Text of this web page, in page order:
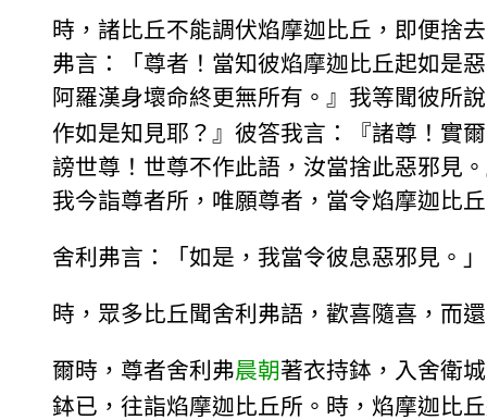
時，諸比丘不能調伏焰摩迦比丘，即便捨
弗言：「尊者！當知彼焰摩迦比丘起如是
阿羅漢身壞命終更無所有。』我等聞彼所
作如是知見耶？』彼答我言：『諸尊！實
謗世尊！世尊不作此語，汝當捨此惡邪見
我今詣尊者所，唯願尊者，當令焰摩迦比
舍利弗言：「如是，我當令彼息惡邪見。」
時，眾多比丘聞舍利弗語，歡喜隨喜，而
爾時，尊者舍利弗晨朝著衣持鉢，入舍衛
鉢已，往詣焰摩迦比丘所。時，焰摩迦比